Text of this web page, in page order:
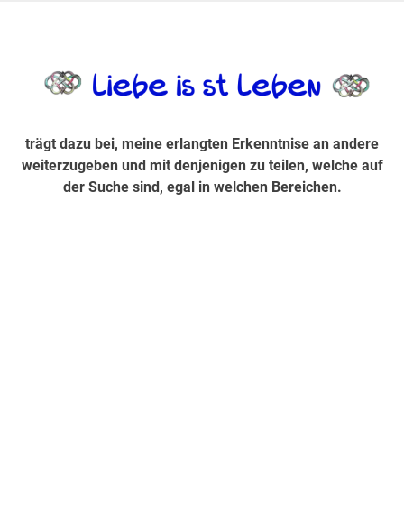
Suche sind, egal in welchen Bereichen.
trägt dazu bei, meine erlangten Erkenntnise an andere
weiterzugeben und mit denjenigen zu teilen, welche auf
der Suche sind, egal in welchen Bereichen.